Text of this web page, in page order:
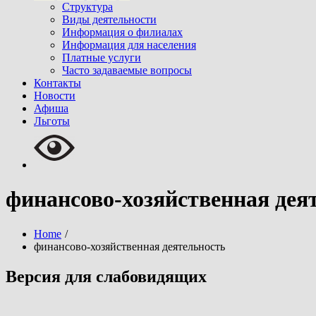
Структура
Виды деятельности
Информация о филиалах
Информация для населения
Платные услуги
Часто задаваемые вопросы
Контакты
Новости
Афиша
Льготы
финансово-хозяйственная
Home
финансово-хозяйственная деятельность
Версия для слабовидящих